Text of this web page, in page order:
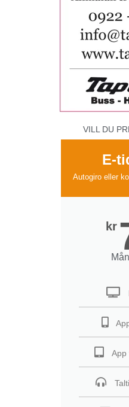
VILL DU
E-
Autogiro eller
kr
App